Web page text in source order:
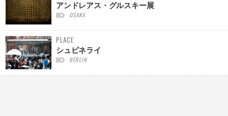
アンドレアス・グルスキー展
OSAKA
PLACE
シュピネライ
BERLIN